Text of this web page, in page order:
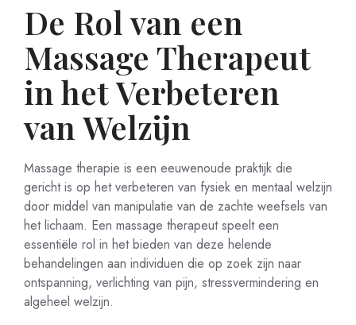
De Rol van een
Massage Therapeut
in het Verbeteren
van Welzijn
Massage therapie is een eeuwenoude praktijk die
gericht is op het verbeteren van fysiek en mentaal welzijn
door middel van manipulatie van de zachte weefsels van
het lichaam. Een massage therapeut speelt een
essentiële rol in het bieden van deze helende
behandelingen aan individuen die op zoek zijn naar
ontspanning, verlichting van pijn, stressvermindering en
algeheel welzijn.